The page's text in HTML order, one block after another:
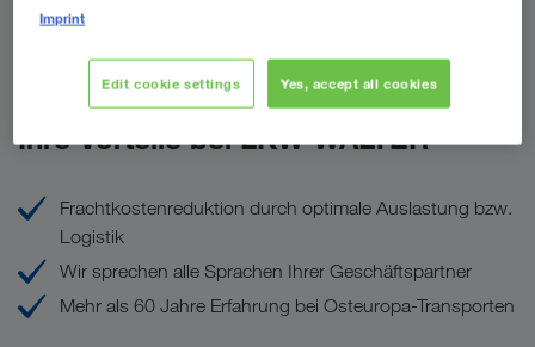
Jetzt anfragen
Ihre Vorteile bei LKW WALTER
Frachtkostenreduktion durch optimale Auslastung bzw.
Logistik
Wir sprechen alle Sprachen Ihrer Geschäftspartner
Mehr als 60 Jahre Erfahrung bei Osteuropa-Transporten
Imprint
Edit cookie settings Yes, accept all cookies